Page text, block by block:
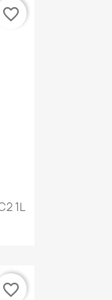
1L
favorite_border
favorite_border